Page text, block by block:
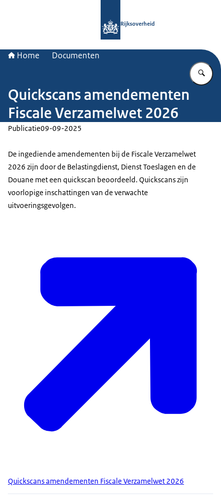
Rijksoverheid
Home Documenten
Quickscans amendementen
Fiscale Verzamelwet 2026
Publicatie09-09-2025
De ingediende amendementen bij de Fiscale Verzamelwet
2026 zijn door de Belastingdienst, Dienst Toeslagen en de
Douane met een quickscan beoordeeld. Quickscans zijn
voorlopige inschattingen van de verwachte
uitvoeringsgevolgen.
Quickscans amendementen Fiscale Verzamelwet 2026